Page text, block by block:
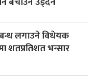
लगाउने विधेयक
शतप्रतिशत भन्सार